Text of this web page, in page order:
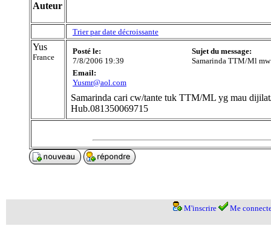
Auteur
Trier par date décroissante
Yus
France
Posté le:
7/8/2006 19:39
Sujet du message:
Samarinda TTM/Ml
Email:
Yusmr@aol.com
Samarinda cari cw/tante tuk TTM/ML yg mau
Hub.081350069715
M'inscrire Me